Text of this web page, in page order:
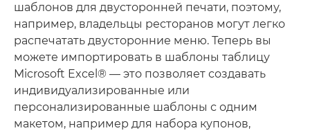
шаблонов для двусторонней печати, поэтому,
например, владельцы ресторанов могут легко
распечатать двусторонние меню. Теперь вы
можете импортировать в шаблоны таблицу
Microsoft Excel® — это позволяет создавать
индивидуализированные или
персонализированные шаблоны с одним
макетом, например для набора купонов,